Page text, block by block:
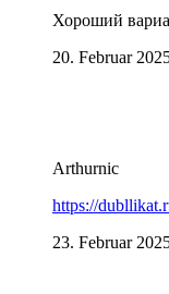
Хороший
20. Februar
Arthurnic
https://
23. Februar